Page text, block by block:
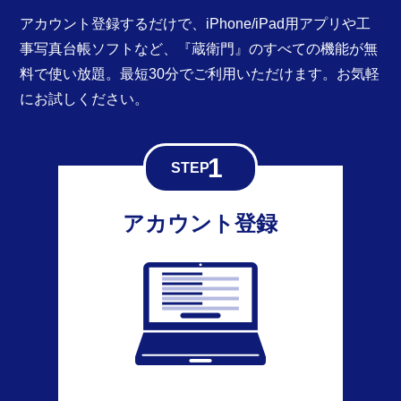
アカウント登録するだけで、iPhone/iPad用アプリや工
事写真台帳ソフトなど、『蔵衛門』のすべての機能が無
料で使い放題。最短30分でご利用いただけます。お気軽
にお試しください。
アカウント登録